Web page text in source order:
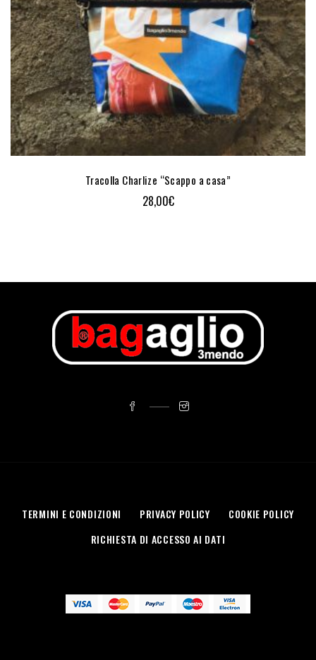
Tracolla Charlize “Scappo a casa”
28,00€
TERMINI E CONDIZIONI PRIVACY POLICY
COOKIE POLICY
RICHIESTA DI ACCESSO AI DATI